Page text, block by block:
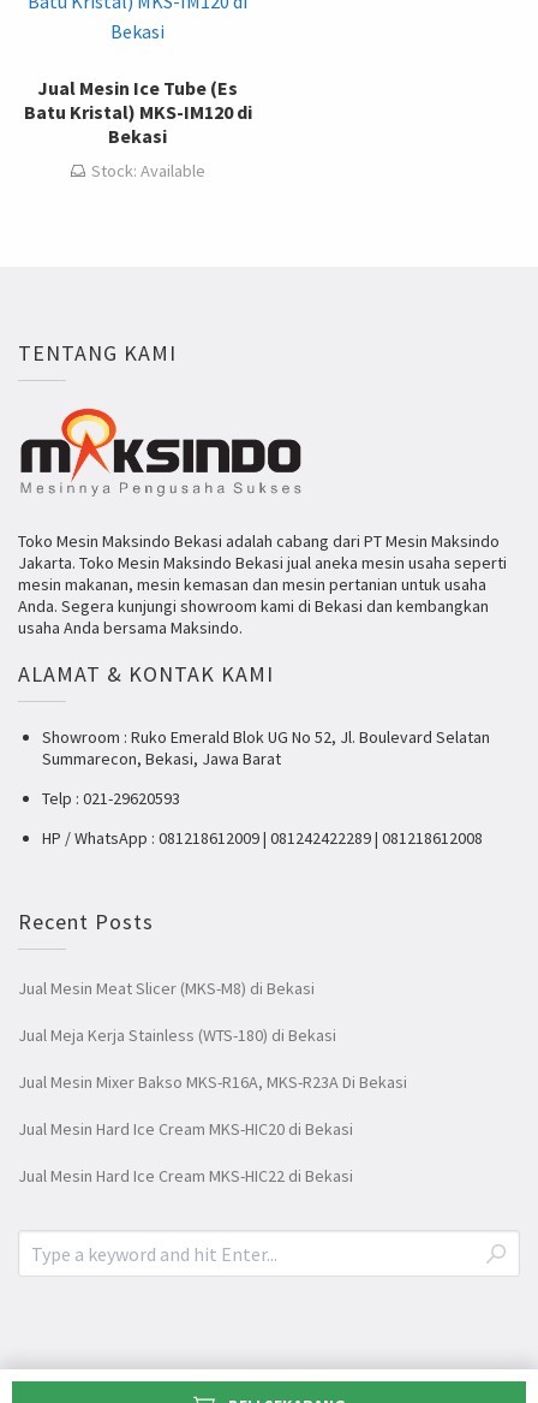
Jual Mesin Ice Tube (Es
Batu Kristal) MKS-IM120 di
Bekasi
Stock: Available
TENTANG KAMI
Toko Mesin Maksindo Bekasi adalah cabang dari PT Mesin Maksindo
Jakarta. Toko Mesin Maksindo Bekasi jual aneka mesin usaha seperti
mesin makanan, mesin kemasan dan mesin pertanian untuk usaha
Anda. Segera kunjungi showroom kami di Bekasi dan kembangkan
usaha Anda bersama Maksindo.
ALAMAT & KONTAK KAMI
Showroom : Ruko Emerald Blok UG No 52, Jl. Boulevard Selatan
Summarecon, Bekasi, Jawa Barat
Telp : 021-29620593
HP / WhatsApp : 081218612009 | 081242422289 | 081218612008
Recent Posts
Jual Mesin Meat Slicer (MKS-M8) di Bekasi
Jual Meja Kerja Stainless (WTS-180) di Bekasi
Jual Mesin Mixer Bakso MKS-R16A, MKS-R23A Di Bekasi
Jual Mesin Hard Ice Cream MKS-HIC20 di Bekasi
Jual Mesin Hard Ice Cream MKS-HIC22 di Bekasi